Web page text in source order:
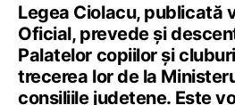
Legea Ciolacu, publicată
Oficial, prevede și
Palatelor copiilor și
trecerea lor de la
consiliile județene. Este